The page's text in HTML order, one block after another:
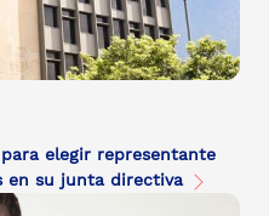
elegir representante
en su junta directiva